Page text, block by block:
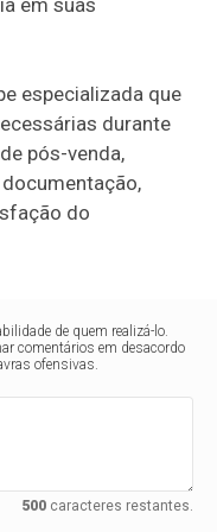
em suas
especializada que
durante
pós-venda,
do
de quem realizá-lo.
comentários em desacordo
ofensivas.
500caracteres restantes.